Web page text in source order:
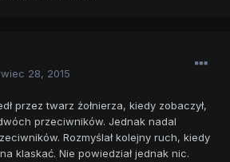
28, 2015
przez twarz żołnierza, kiedy zobaczył,
przeciwników. Jednak nadal
Rozmyślał kolejny ruch, kiedy
klaskać. Nie powiedział jednak nic.